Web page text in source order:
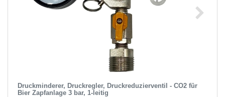
Druckminderer, Druckregler, Druckreduzierventil - CO2 für
Bier Zapfanlage 3 bar, 1-leitig